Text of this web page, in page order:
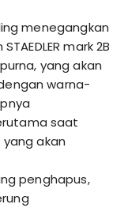
menegangkan
mark 2B
yang akan
warna-
saat
akan
penghapus,